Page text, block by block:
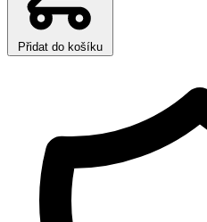
Přidat do košíku